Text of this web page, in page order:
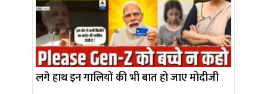
लगे हाथ इन गालियों की भी बात हो जाए मोदीजी